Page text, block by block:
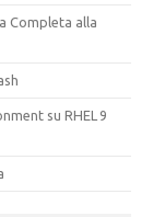
Completa alla
su RHEL 9